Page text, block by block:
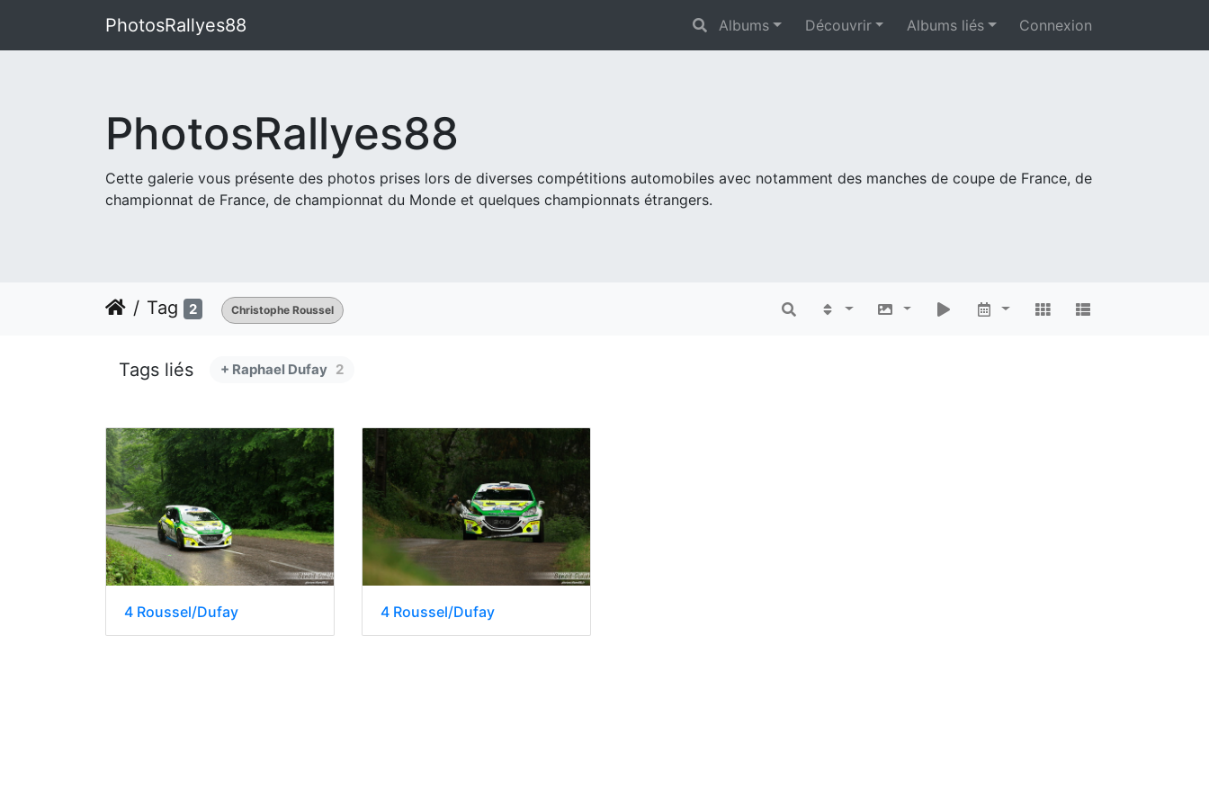
PhotosRallyes88 Albums Découvrir Albums liés Connexion
PhotosRallyes88
Cette galerie vous présente des photos prises lors de diverses compétitions automobiles avec notamment des manches de coupe de France, de
championnat de France, de championnat du Monde et quelques championnats étrangers.
Tag 2 Christophe Roussel
Tags liés + Raphael Dufay 2
4 Roussel/Dufay 4 Roussel/Dufay